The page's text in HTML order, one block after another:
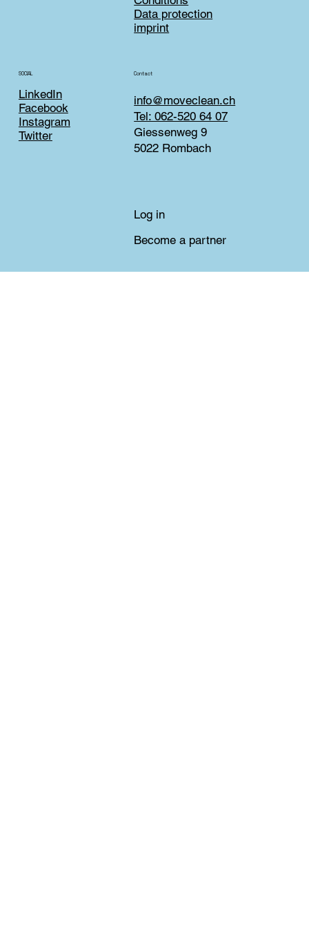
Data protection
imprint
SOCIAL
LinkedIn
Facebook
Instagram
Twitter
Contact
info@moveclean.ch
Tel: 062-520 64 07
Giessenweg 9
5022 Rombach
Log in
Become a partner